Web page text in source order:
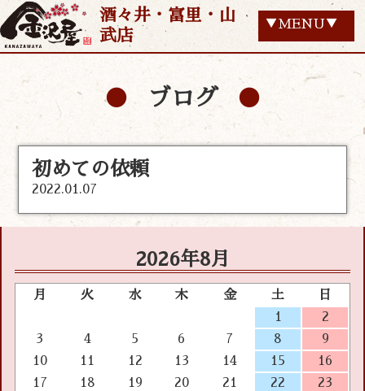
酒々井・富里・山
武店
▼MENU▼
ブログ
初めての依頼
2022.01.07
2026年8月
月 火 水 木 金 土
日
1
2
3
4 5 6 7 8
9
10
11 12 13 14 15
16
17
18 19 20 21 22
23